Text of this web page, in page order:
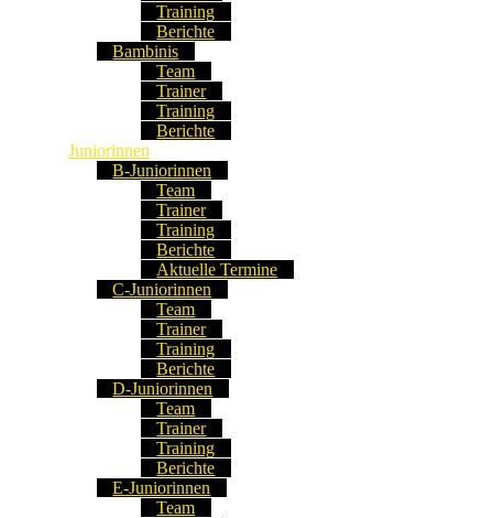
Training
Berichte
Bambinis
Team
Trainer
Training
Berichte
Juniorinnen
B-Juniorinnen
Team
Trainer
Training
Berichte
Aktuelle Termine
C-Juniorinnen
Team
Trainer
Training
Berichte
D-Juniorinnen
Team
Trainer
Training
Berichte
E-Juniorinnen
Team